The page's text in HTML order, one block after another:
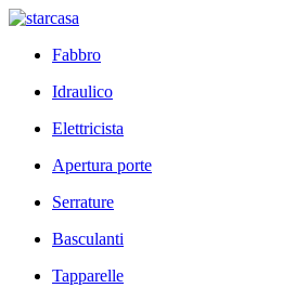
Fabbro
Idraulico
Elettricista
Apertura porte
Serrature
Basculanti
Tapparelle